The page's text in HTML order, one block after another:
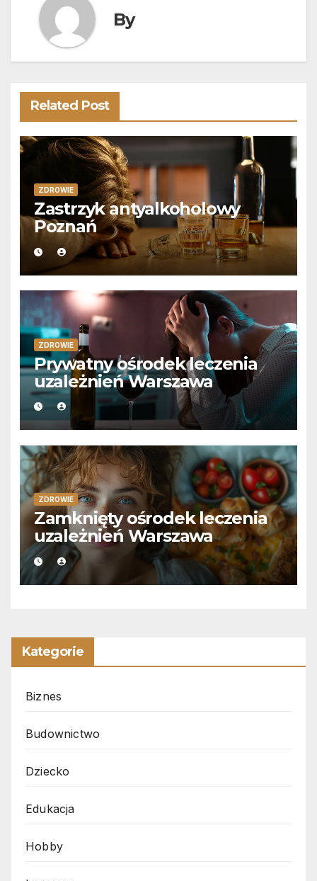
By
Related Post
ZDROWIE
Zastrzyk antyalkoholowy
Poznań
ZDROWIE
Prywatny ośrodek leczenia
uzależnień Warszawa
ZDROWIE
Zamknięty ośrodek leczenia
uzależnień Warszawa
Kategorie
Biznes
Budownictwo
Dziecko
Edukacja
Hobby